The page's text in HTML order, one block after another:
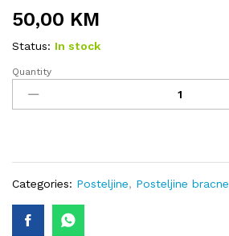
50,00 KM
Status: In stock
Premium
bracna
posteljina
quantity
Quantity
Categories: Posteljine, Posteljine bracne